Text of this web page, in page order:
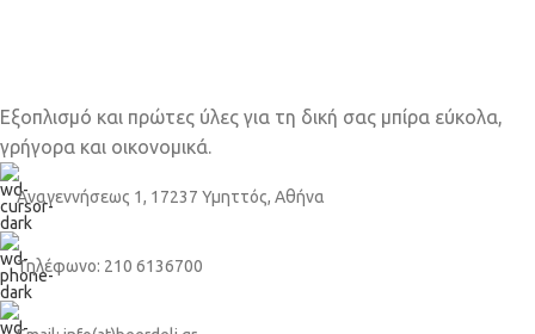
Εξοπλισμό και πρώτες ύλες για τη δική σας μπίρα εύκολα,
γρήγορα και οικονομικά.
Αναγεννήσεως 1, 17237 Υμηττός, Αθήνα
Τηλέφωνο: 210 6136700